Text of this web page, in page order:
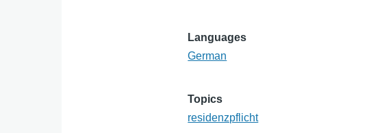
Languages
German
Topics
residenzpflicht